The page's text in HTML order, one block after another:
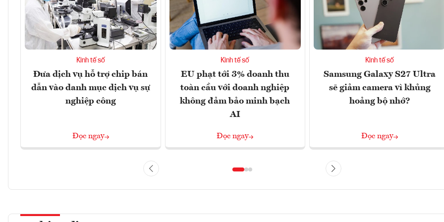
Kinh tế số
Đưa dịch vụ hỗ trợ chip bán
dẫn vào danh mục dịch vụ sự
nghiệp công
Đọc ngay
Kinh tế số
EU phạt tới 3% doanh thu
toàn cầu với doanh nghiệp
không đảm bảo minh bạch
AI
Đọc ngay
Kinh tế số
Samsung Galaxy S27 Ultra
sẽ giảm camera vì khủng
hoảng bộ nhớ?
Đọc ngay